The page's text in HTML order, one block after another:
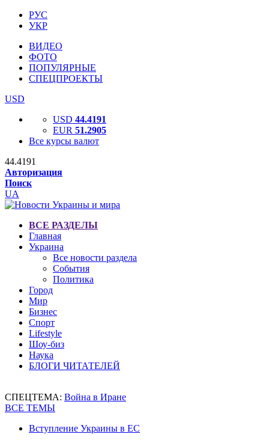
РУС
УКР
ВИДЕО
ФОТО
ПОПУЛЯРНЫЕ
СПЕЦПРОЕКТЫ
USD
USD 44.4191
EUR 51.2905
Все курсы валют
44.4191
Авторизация
Поиск
UA
ВСЕ РАЗДЕЛЫ
Главная
Украина
Все новости раздела
События
Политика
Город
Мир
Бизнес
Спорт
Lifestyle
Шоу-биз
Наука
БЛОГИ ЧИТАТЕЛЕЙ
СПЕЦТЕМА: Война в Иране
ВСЕ ТЕМЫ
Вступление Украины в ЕС